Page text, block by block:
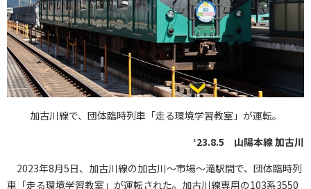
加古川線で、団体臨時列車「走る環境学習教室」が運転。
‘23.8.5 山陽本線 加古川
2023年8月5日、加古川線の加古川〜市場〜滝駅間で、団体臨時列
車「走る環境学習教室」が運転された。加古川線専用の103系3550